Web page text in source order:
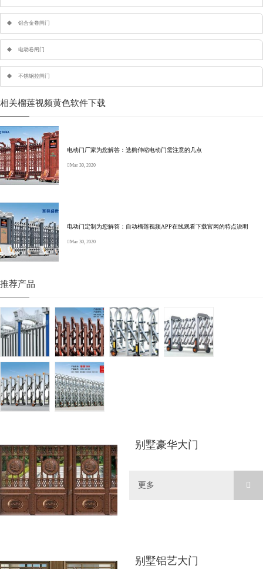
别墅豪华大门
更多
别墅铝艺大门
铝合金卷闸门
电动卷闸门
不锈钢拉闸门
相关榴莲视频黄色软件下载
电动门厂家为您解答：选购伸缩电动门需注意的几点
Mar 30, 2020
电动门定制为您解答：自动榴莲视频APP在线观看下载官网的特点说明
Mar 30, 2020
推荐产品